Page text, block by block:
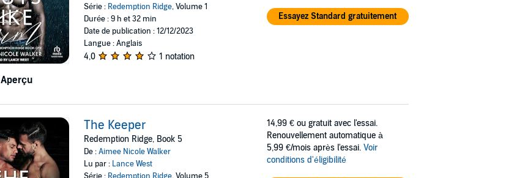
Aperçu
Série : Redemption Ridge, Volume 1
Durée : 9 h et 32 min
Date de publication : 12/12/2023
Langue : Anglais
4,0 1 notation
Essayez Standard gratuitement
The Keeper
Redemption Ridge, Book 5
De :Aimee Nicole Walker
Lu par : Lance West
14,99 € ou gratuit avec l'essai.
Renouvellement automatique à
5,99 €/mois après l'essai. Voir
conditions d'éligibilité